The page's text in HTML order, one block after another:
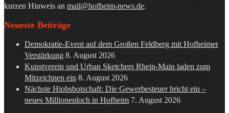
kurzen Hinweis an mail@hofheim-news.de.
Neueste Beiträge
Demokratie-Event auf dem Großen Feldberg mit Hofheimer
Verstärkung 8. August 2026
Kunstverein und Urban Sketchers Rhein-Main laden zum
Mitzeichnen ein 8. August 2026
Nächste Hiobsbotschaft: Die Gewerbesteuer bricht ein –
neues Millionenloch in Hofheim 7. August 2026